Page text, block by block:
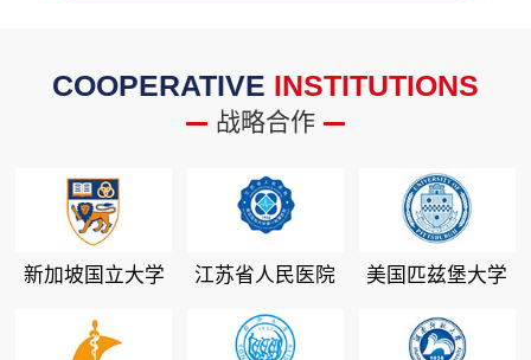
COOPERATIVE INSTITUTIONS
战略合作
新加坡国立大学 江苏省人民医院 美国匹兹堡大学